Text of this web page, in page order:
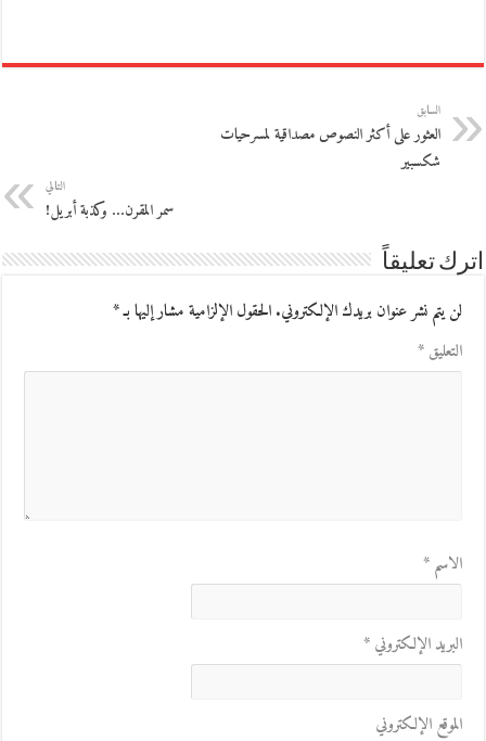
السابق
العثور على أكثر النصوص مصداقية لمسرحيات
شكسبير
التالي
سمر المقرن… وكذبة أبريل!
اترك تعليقاً
لن يتم نشر عنوان بريدك الإلكتروني.الحقول الإلزامية مشار إليها بـ*
التعليق*
الاسم*
البريد الإلكتروني*
الموقع الإلكتروني